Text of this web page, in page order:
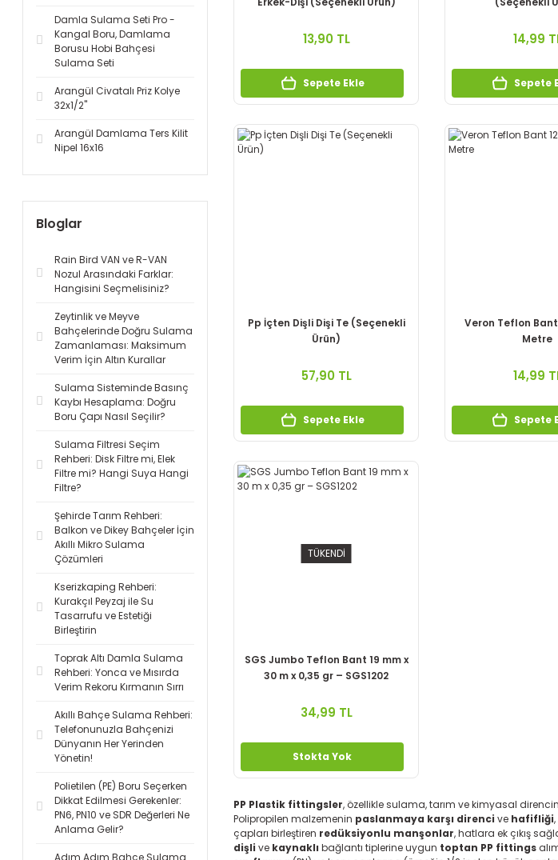
Dış Diş 3/4’’ - İç Diş 1/2’’ (1)
Damla Sulama Seti Pro -
Kangal Boru, Damlama
Borusu Hobi Bahçesi
Sulama Seti
Arangül Civatalı Priz Kolye
32x1/2''
Arangül Damlama Ters Kilit
Nipel 16x16
Bloglar
Rain Bird VAN ve R-VAN
Nozul Arasındaki Farklar:
Hangisini Seçmelisiniz?
Zeytinlik ve Meyve
Bahçelerinde Doğru Sulama
Zamanlaması: Maksimum
Verim İçin Altın Kurallar
Sulama Sisteminde Basınç
Kaybı Hesaplama: Doğru
Boru Çapı Nasıl Seçilir?
Sulama Filtresi Seçim
Rehberi: Disk Filtre mi, Elek
Filtre mi? Hangi Suya Hangi
Filtre?
Şehirde Tarım Rehberi:
Balkon ve Dikey Bahçeler İçin
Akıllı Mikro Sulama
Çözümleri
Kserizkaping Rehberi:
Kurakçıl Peyzaj ile Su
Tasarrufu ve Estetiği
Birleştirin
Toprak Altı Damla Sulama
Rehberi: Yonca ve Mısırda
Verim Rekoru Kırmanın Sırrı
Akıllı Bahçe Sulama Rehberi:
Telefonunuzla Bahçenizi
Dünyanın Her Yerinden
Yönetin!
Polietilen (PE) Boru Seçerken
Dikkat Edilmesi Gerekenler:
PN6, PN10 ve SDR Değerleri Ne
Anlama Gelir?
Adım Adım Bahçe Sulama
13,90 TL
Sepete Ekle
14,99
Sepete
Pp İçten Dişli Dişi Te (Seçenekli
Ürün)
57,90 TL
Sepete Ekle
Veron Teflon Bant
Metre
14,99
Sepete
TÜKENDİ
SGS Jumbo Teflon Bant 19 mm x
30 m x 0,35 gr – SGS1202
34,99 TL
Stokta Yok
PP Plastik fittingsler, özellikle sulama, tarım ve kimyasal
Polipropilen malzemenin paslanmaya karşı direnci ve hafifliği
çapları birleştiren redüksiyonlu manşonlar, hatlara ek çıkış
dişli ve kaynaklı bağlantı tiplerine uygun toptan PP fittings